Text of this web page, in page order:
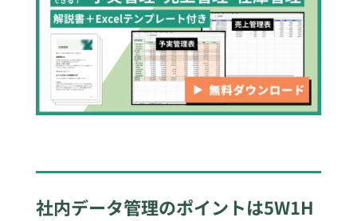
社内データ管理のポイントは5W1H